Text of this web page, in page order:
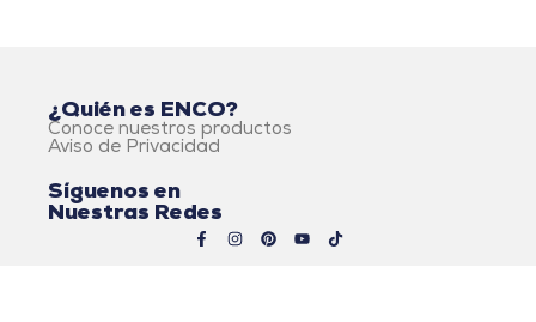
¿Quién es ENCO?
Conoce nuestros productos
Aviso de Privacidad
Síguenos en
Nuestras Redes